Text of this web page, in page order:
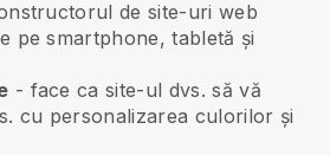
de site-uri web
pe smartphone, tabletă și
- face ca site-ul dvs. să vă
cu personalizarea culorilor și